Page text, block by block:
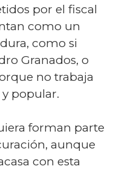
por el fiscal
como un
como si
Granados, o
no trabaja
popular.
forman parte
aunque
con esta